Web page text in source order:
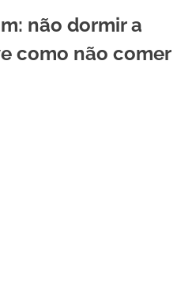
não dormir a
como não comer